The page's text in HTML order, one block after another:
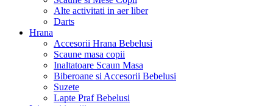
Alte activitati in aer liber
Darts
Hrana
Accesorii Hrana Bebelusi
Scaune masa copii
Inaltatoare Scaun Masa
Biberoane si Accesorii Bebelusi
Suzete
Lapte Praf Bebelusi